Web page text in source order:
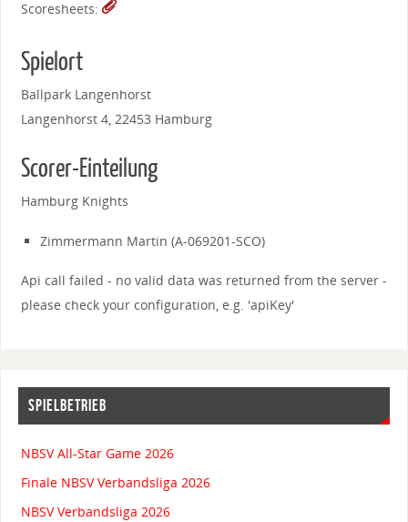
Scoresheets:
Spielort
Ballpark Langenhorst
Langenhorst 4, 22453 Hamburg
Scorer-Einteilung
Hamburg Knights
Zimmermann Martin (A-069201-SCO)
Api call failed - no valid data was returned from the server -
please check your configuration, e.g. 'apiKey'
SPIELBETRIEB
NBSV All-Star Game 2026
Finale NBSV Verbandsliga 2026
NBSV Verbandsliga 2026